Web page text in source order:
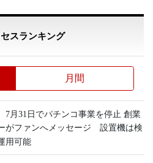
スランキング
月間
7月31日でパチンコ事業を停止 創業
がファンへメッセージ 設置機は検
用可能